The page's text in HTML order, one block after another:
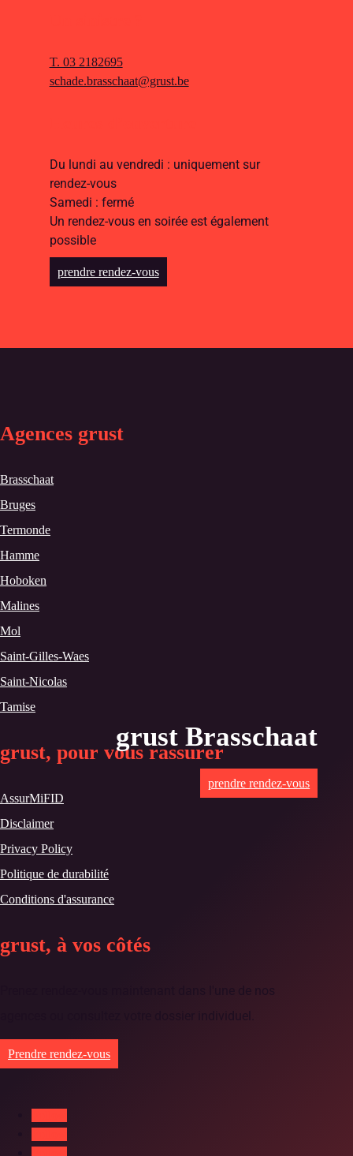
grust Brasschaat
prendre rendez-vous
T. 03 2182695
schade.brasschaat@grust.be
Du lundi au vendredi : uniquement sur
rendez-vous
Samedi : fermé
Un rendez-vous en soirée est également
possible
prendre rendez-vous
Agences grust
Brasschaat
Bruges
Termonde
Hamme
Hoboken
Malines
Mol
Saint-Gilles-Waes
Saint-Nicolas
Tamise
grust, pour vous rassurer
AssurMiFID
Disclaimer
Privacy Policy
Politique de durabilité
Conditions d'assurance
grust, à vos côtés
Prenez rendez-vous maintenant dans l'une de nos
agences ou consultez votre dossier individuel.
Prendre rendez-vous